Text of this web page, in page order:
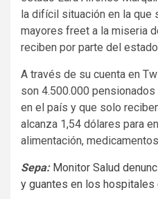
la difícil situación en la que
mayores freet a la miseria
reciben por parte del
A través de su cuenta en
son 4.500.000
en el país y que solo
alcanza 1,54 dólares para
alimentación,
Sepa: Monitor Salud
y guantes en los hospitales